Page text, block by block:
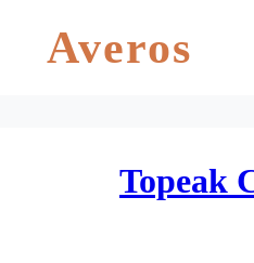
Averos
Topeak